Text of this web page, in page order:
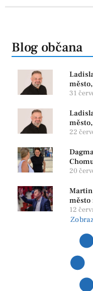
Blog občana
31
22
20
město
12